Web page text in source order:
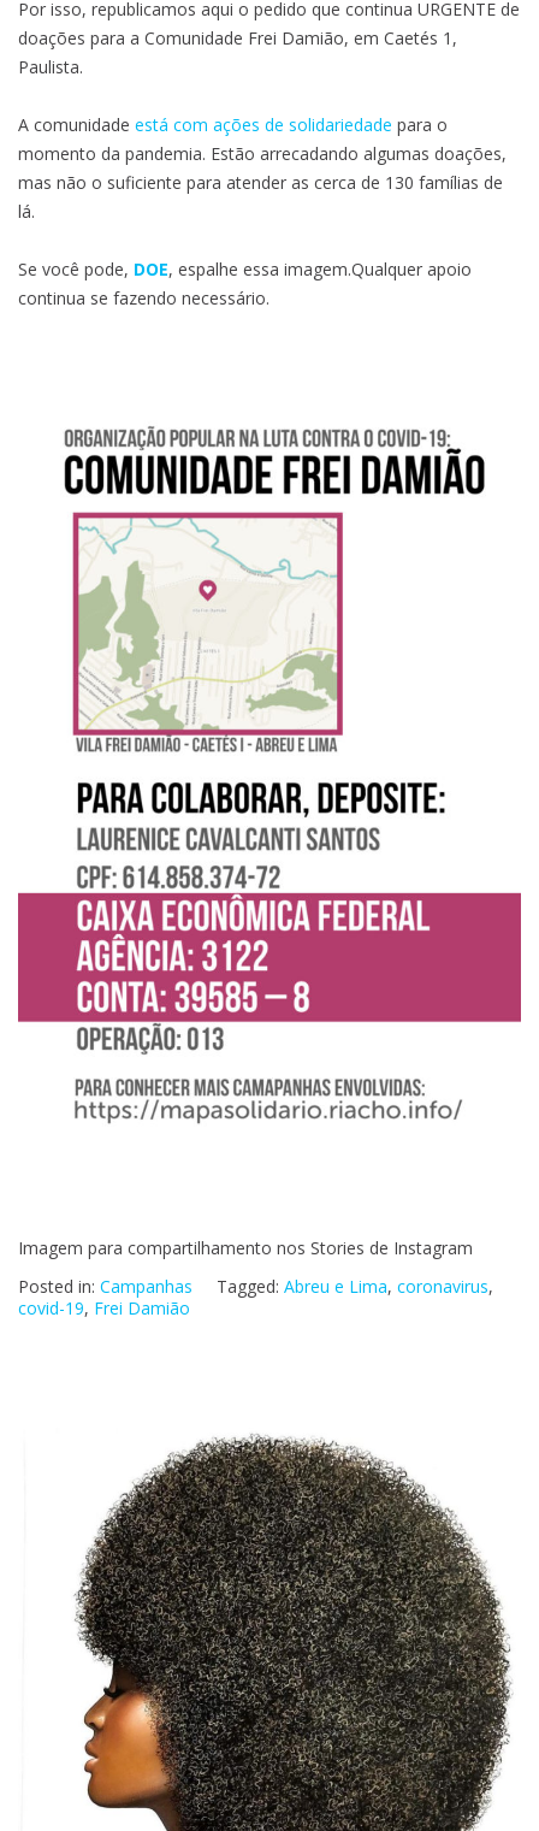
Por isso, republicamos aqui o pedido que continua URGENTE de
doações para a Comunidade Frei Damião, em Caetés 1,
Paulista.
A comunidade está com ações de solidariedade para o
momento da pandemia. Estão arrecadando algumas doações,
mas não o suficiente para atender as cerca de 130 famílias de
lá.
Se você pode, DOE, espalhe essa imagem.Qualquer apoio
continua se fazendo necessário.
Imagem para compartilhamento nos Stories de Instagram
Posted in: Campanhas Tagged: Abreu e Lima, coronavirus,
covid-19, Frei Damião